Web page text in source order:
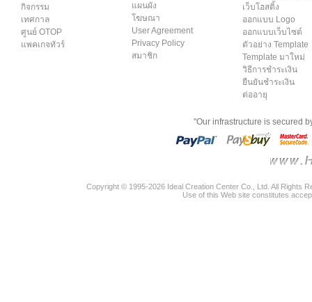
กิจกรรม
เทศกาล
ศูนย์ OTOP
แพคเกจทัวร์
แผนผัง
โฆษณา
User Agreement
Privacy Policy
สมาชิก
เว็บโฮสติ้ง
ออกแบบ Logo
ออกแบบเว็บไซต์
ตัวอย่าง Template
Template มาใหม่
วิธีการชำระเงิน
ยืนยันชำระเงิน
ต่ออายุ
"Our infrastructure is secured
Copyright © 1995-2026 Ideal Creation Center Co., Ltd. All Rights
Use of this Web site constitutes